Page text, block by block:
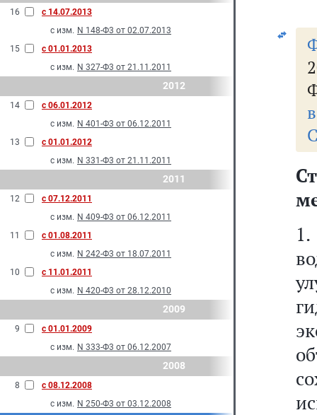
16
с 14.07.2013
с изм. N 148-Ф3 от 02.07.2013
15
с 01.01.2013
с изм. N 327-Ф3 от 21.11.2011
2012
14
с 06.01.2012
с изм. N 401-Ф3 от 06.12.2011
13
с 01.01.2012
с изм. N 331-Ф3 от 21.11.2011
2011
12
с 07.12.2011
с изм. N 409-Ф3 от 06.12.2011
11
с 01.08.2011
с изм. N 242-Ф3 от 18.07.2011
10
с 11.01.2011
с изм. N 420-Ф3 от 28.12.2010
2009
9
с 01.01.2009
с изм. N 333-Ф3 от 06.12.2007
2008
8
с 08.12.2008
с изм. N 250-Ф3 от 03.12.2008